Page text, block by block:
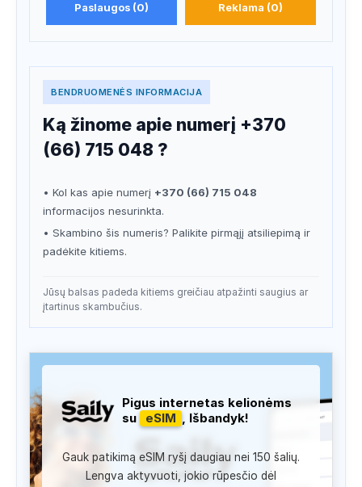
Paslaugos (0) Reklama (0)
BENDRUOMENĖS INFORMACIJA
Ką žinome apie numerį +370
(66) 715 048 ?
• Kol kas apie numerį +370 (66) 715 048
informacijos nesurinkta.
• Skambino šis numeris? Palikite pirmąjį atsiliepimą ir
padėkite kitiems.
Jūsų balsas padeda kitiems greičiau atpažinti saugius ar
įtartinus skambučius.
Pigus internetas kelionėms
su
eSIM , Išbandyk!
Gauk patikimą eSIM ryšį daugiau nei 150 šalių.
Lengva aktyvuoti, jokio rūpesčio dėl